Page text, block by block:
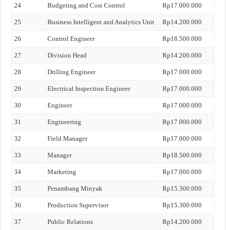
24 Budgeting and Cost Control Rp17.000.000
25 Business Intelligent and Analytics Unit Rp14.200.000
26 Control Engineer Rp18.500.000
27 Division Head Rp14.200.000
28 Drilling Engineer Rp17.000.000
29 Electrical Inspection Engineer Rp17.000.000
30 Engineer Rp17.000.000
31 Engineering Rp17.000.000
32 Field Manager Rp17.000.000
33 Manager Rp18.500.000
34 Marketing Rp17.000.000
35 Penambang Minyak Rp15.300.000
36 Production Supervisor Rp15.300.000
37 Public Relations Rp14.200.000